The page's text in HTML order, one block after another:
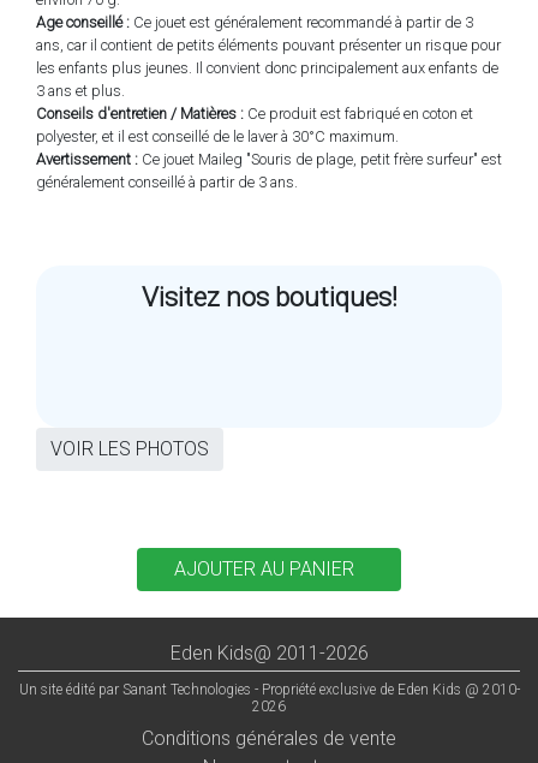
Age conseillé : Ce jouet est généralement recommandé à partir de 3
ans, car il contient de petits éléments pouvant présenter un risque pour
les enfants plus jeunes. Il convient donc principalement aux enfants de
3 ans et plus.
Conseils d'entretien / Matières : Ce produit est fabriqué en coton et
polyester, et il est conseillé de le laver à 30°C maximum.
Avertissement : Ce jouet Maileg "Souris de plage, petit frère surfeur" est
généralement conseillé à partir de 3 ans.
Visitez nos boutiques!
VOIR LES PHOTOS
Eden Kids@ 2011-2026
Un site édité par Sanant Technologies - Propriété exclusive de Eden Kids @ 2010-
2026
Conditions générales de vente